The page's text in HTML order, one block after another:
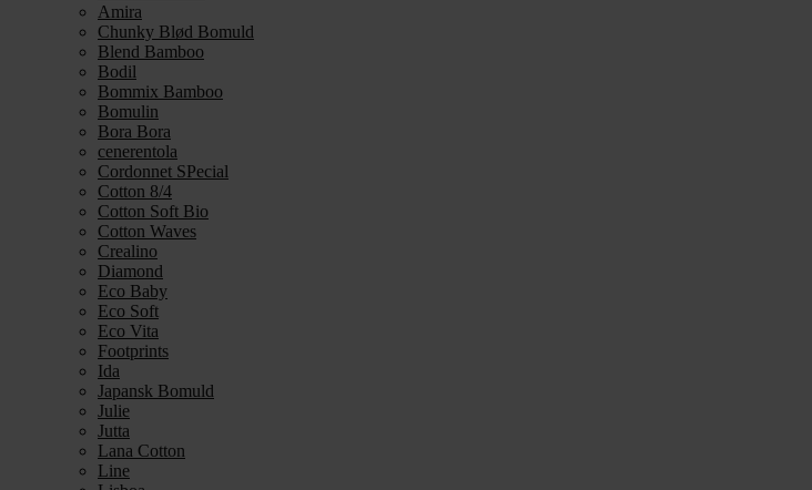
Amira
Chunky Blød Bomuld
Blend Bamboo
Bodil
Bommix Bamboo
Bomulin
Bora Bora
cenerentola
Cordonnet SPecial
Cotton 8/4
Cotton Soft Bio
Cotton Waves
Crealino
Diamond
Eco Baby
Eco Soft
Eco Vita
Footprints
Ida
Japansk Bomuld
Julie
Jutta
Lana Cotton
Line